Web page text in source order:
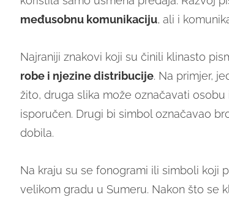
međusobnu komunikaciju, ali i
Najraniji znakovi koji su činili klinasto
robe i njezine distribucije. Na primjer,
žito, druga slika može označavati
isporučen. Drugi bi simbol označavao
dobila.
Na kraju su se fonogrami ili simboli koji
velikom gradu u Sumeru. Nakon što se